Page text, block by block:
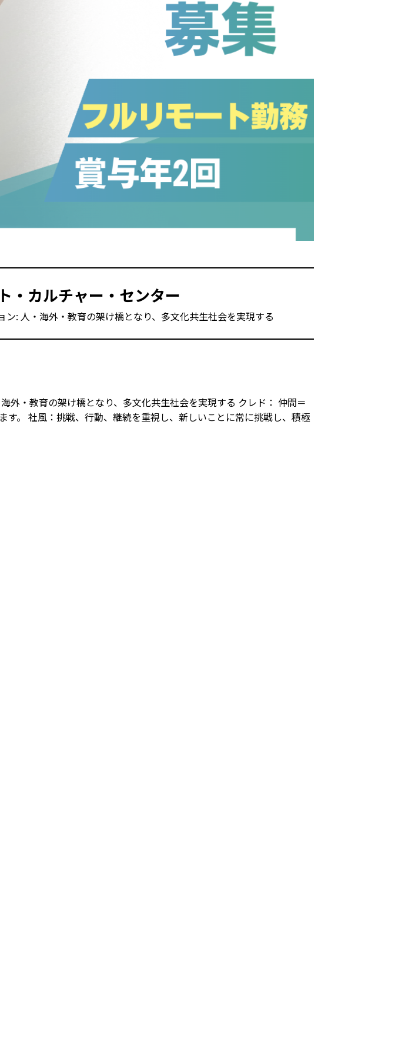
・カルチャー・センター
: 人・海外・教育の架け橋となり、多文化共生社会を実現する
外・教育の架け橋となり、多文化共生社会を実現する クレド： 仲間＝
。 社風：挑戦、行動、継続を重視し、新しいことに常に挑戦し、積極